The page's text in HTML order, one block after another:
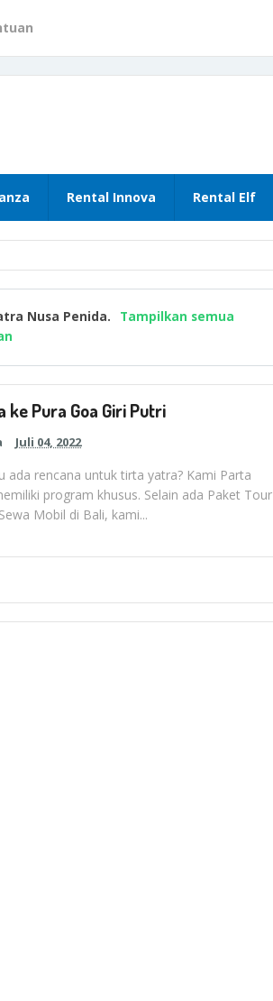
Rental Innova Rental Elf
Nusa Penida.
Tampilkan semua
ke Pura Goa Giri Putri
Juli 04, 2022
ada rencana untuk tirta yatra? Kami Parta
program khusus. Selain ada Paket Tour
Mobil di Bali, kami...